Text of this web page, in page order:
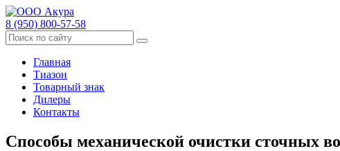
8 (950) 800-57-58
Главная
Тиазон
Товарный знак
Дилеры
Контакты
Способы механической очистки сточных